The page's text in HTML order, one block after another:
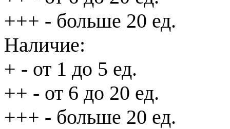
+++ - больше 20 ед.
Наличие:
+ - от 1 до 5 ед.
++ - от 6 до 20 ед.
+++ - больше 20 ед.